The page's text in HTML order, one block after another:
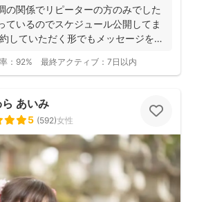
の関係でリピーターの方のみでした
ているのでスケジュール公開してま
していただく形でもメッセージを送
： 92% 最終アクティブ： 7日以内
あいみ
5 (592)女性